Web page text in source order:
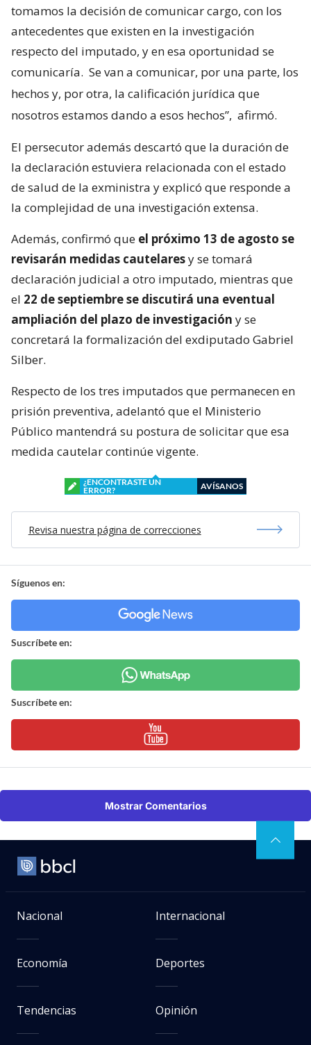
tomamos la decisión de comunicar cargo, con los
antecedentes que existen en la investigación
respecto del imputado, y en esa oportunidad se
comunicaría. Se van a comunicar, por una parte, los
hechos y, por otra, la calificación jurídica que
nosotros estamos dando a esos hechos”, afirmó.
El persecutor además descartó que la duración de
la declaración estuviera relacionada con el estado
de salud de la exministra y explicó que responde a
la complejidad de una investigación extensa.
Además, confirmó que el próximo 13 de agosto se
revisarán medidas cautelaresy se tomará
declaración judicial a otro imputado, mientras que
el 22 de septiembre se discutirá una eventual
ampliación del plazo de investigación y se
concretará la formalización del exdiputado Gabriel
Silber.
Respecto de los tres imputados que permanecen en
prisión preventiva, adelantó que el Ministerio
Público mantendrá su postura de solicitar que esa
medida cautelar continúe vigente.
¿ENCONTRASTE UN
ERROR?
AVÍSANOS
Revisa nuestra página de correcciones
Síguenos en:
Suscríbete en:
Suscríbete en:
Mostrar Comentarios
Nacional Internacional
Economía Deportes
Tendencias Opinión